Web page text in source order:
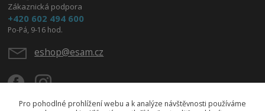
Zákaznická podpora
+420 602 494 600
Po-Pá, 9-16 hod.
eshop@esam.cz
Pro pohodlné prohlížení webu a k analýze návštěvnosti používáme